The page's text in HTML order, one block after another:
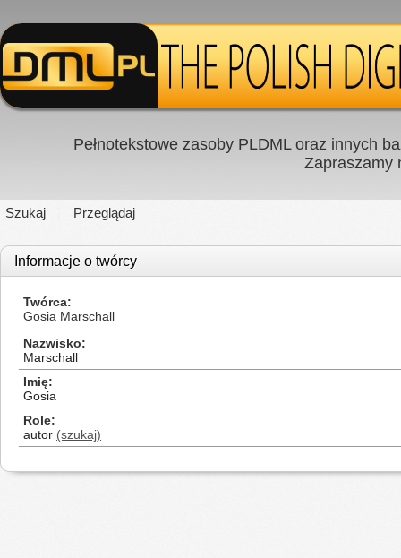
Pełnotekstowe zasoby PLDML oraz innych
Zapraszamy
Szukaj Przeglądaj
Informacje o twórcy
Twórca
Gosia Marschall
Nazwisko
Marschall
Imię
Gosia
Role
autor (szukaj)